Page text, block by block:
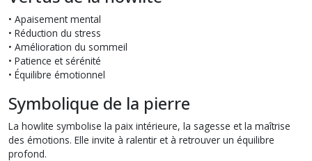
• Apaisement mental
• Réduction du stress
• Amélioration du sommeil
• Patience et sérénité
• Équilibre émotionnel
Symbolique de la pierre
La howlite symbolise la paix intérieure, la sagesse et la maîtrise
des émotions. Elle invite à ralentir et à retrouver un équilibre
profond.